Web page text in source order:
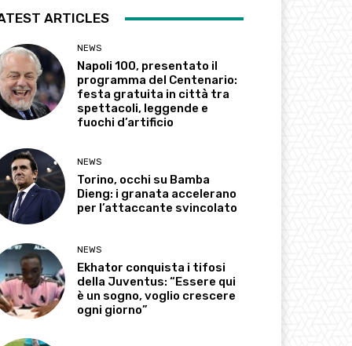
ARTICLES
NEWS
Napoli 100, presentato il
programma del Centenario:
festa gratuita in città tra
spettacoli, leggende e
fuochi d’artificio
NEWS
Torino, occhi su Bamba
Dieng: i granata accelerano
per l’attaccante svincolato
NEWS
Ekhator conquista i tifosi
della Juventus: “Essere qui
è un sogno, voglio crescere
ogni giorno”